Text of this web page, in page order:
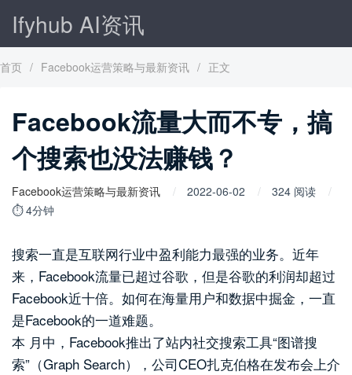
Ifyhub AI资讯
首页 / Facebook运营策略与最新资讯 / 正文
Facebook流量大而不专，搞
个搜索也没法赚钱？
Facebook运营策略与最新资讯 2022-06-02
324 阅读
⏱ 4分钟
搜索一直是互联网行业中盈利能力最强的业务。近年
来，Facebook流量已超过谷歌，但是谷歌的利润却超过
Facebook近十倍。如何在海量用户和数据中掘金，一直
是Facebook的一道难题。
本 月中，Facebook推出了站内社交搜索工具“图谱搜
索”（Graph Search），公司CEO扎克伯格在发布会上介